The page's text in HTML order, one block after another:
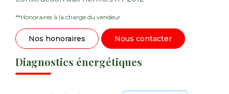
**Honoraires à la charge du vendeur
Nos honoraires Nous contacter
Diagnostics énergétiques